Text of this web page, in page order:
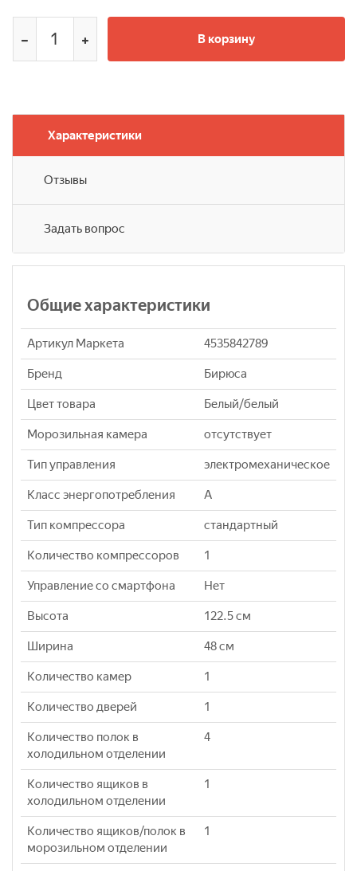
В корзину
Характеристики
Отзывы
Задать вопрос
Общие характеристики
Артикул Маркета 4535842789
Бренд Бирюса
Цвет товара Белый/белый
Морозильная камера отсутствует
Тип управления электромеханическое
Класс энергопотребления A
Тип компрессора стандартный
Количество компрессоров 1
Управление со смартфона Нет
Высота 122.5 см
Ширина 48 см
Количество камер 1
Количество дверей 1
Количество полок в
холодильном отделении
4
Количество ящиков в
холодильном отделении
1
Количество ящиков/полок в
морозильном отделении
1